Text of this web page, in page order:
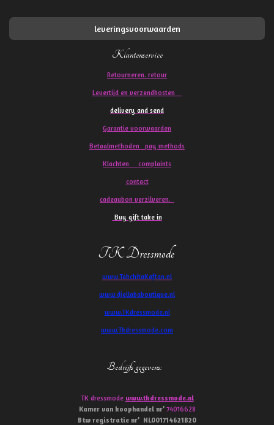
leveringsvoorwaarden
Klantenservice
Retourneren. retour
Levertijd en verzendkosten
delivery and send
Garantie voorwaarden
Betaalmethoden pay methods
Klachten complaints
contact
cadeaubon verzilveren.
Buy gift take in
TK Dressmode
www.TakchitaKaftan.nl
www.djellababoutique.nl
www.TKdressmode.nl
www.Tkdressmode.com
Bedrijfs gegevens:
TK dressmode www.tkdressmode.nl
Kamer van koophandel nr’ 74016628
Btw registratie nr’ NL001714621B20